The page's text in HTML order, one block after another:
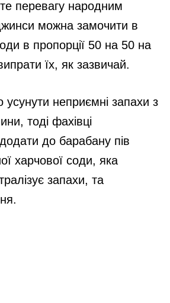
перевагу народним
можна замочити в
в пропорції 50 на 50 на
їх, як зазвичай.
усунути неприємні запахи з
тоді фахівці
до барабану пів
харчової соди, яка
запахи, та